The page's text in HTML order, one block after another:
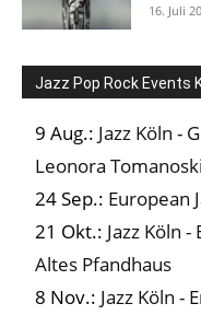
16. Juli
Jazz Pop Rock Events
9 Aug.: Jazz Köln -
Leonora
24 Sep.: European
21 Okt.: Jazz Köln
Altes Pfandhaus
8 Nov.: Jazz Köln -